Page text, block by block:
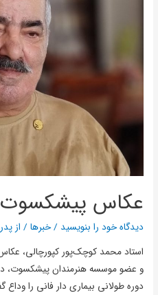
عکاس
دیدگاه‌ خود را بنویسید /خبرها / از
استاد محمد کوچک‌پور کپورچالی،
دوره طولانی بیماری دار فانی را